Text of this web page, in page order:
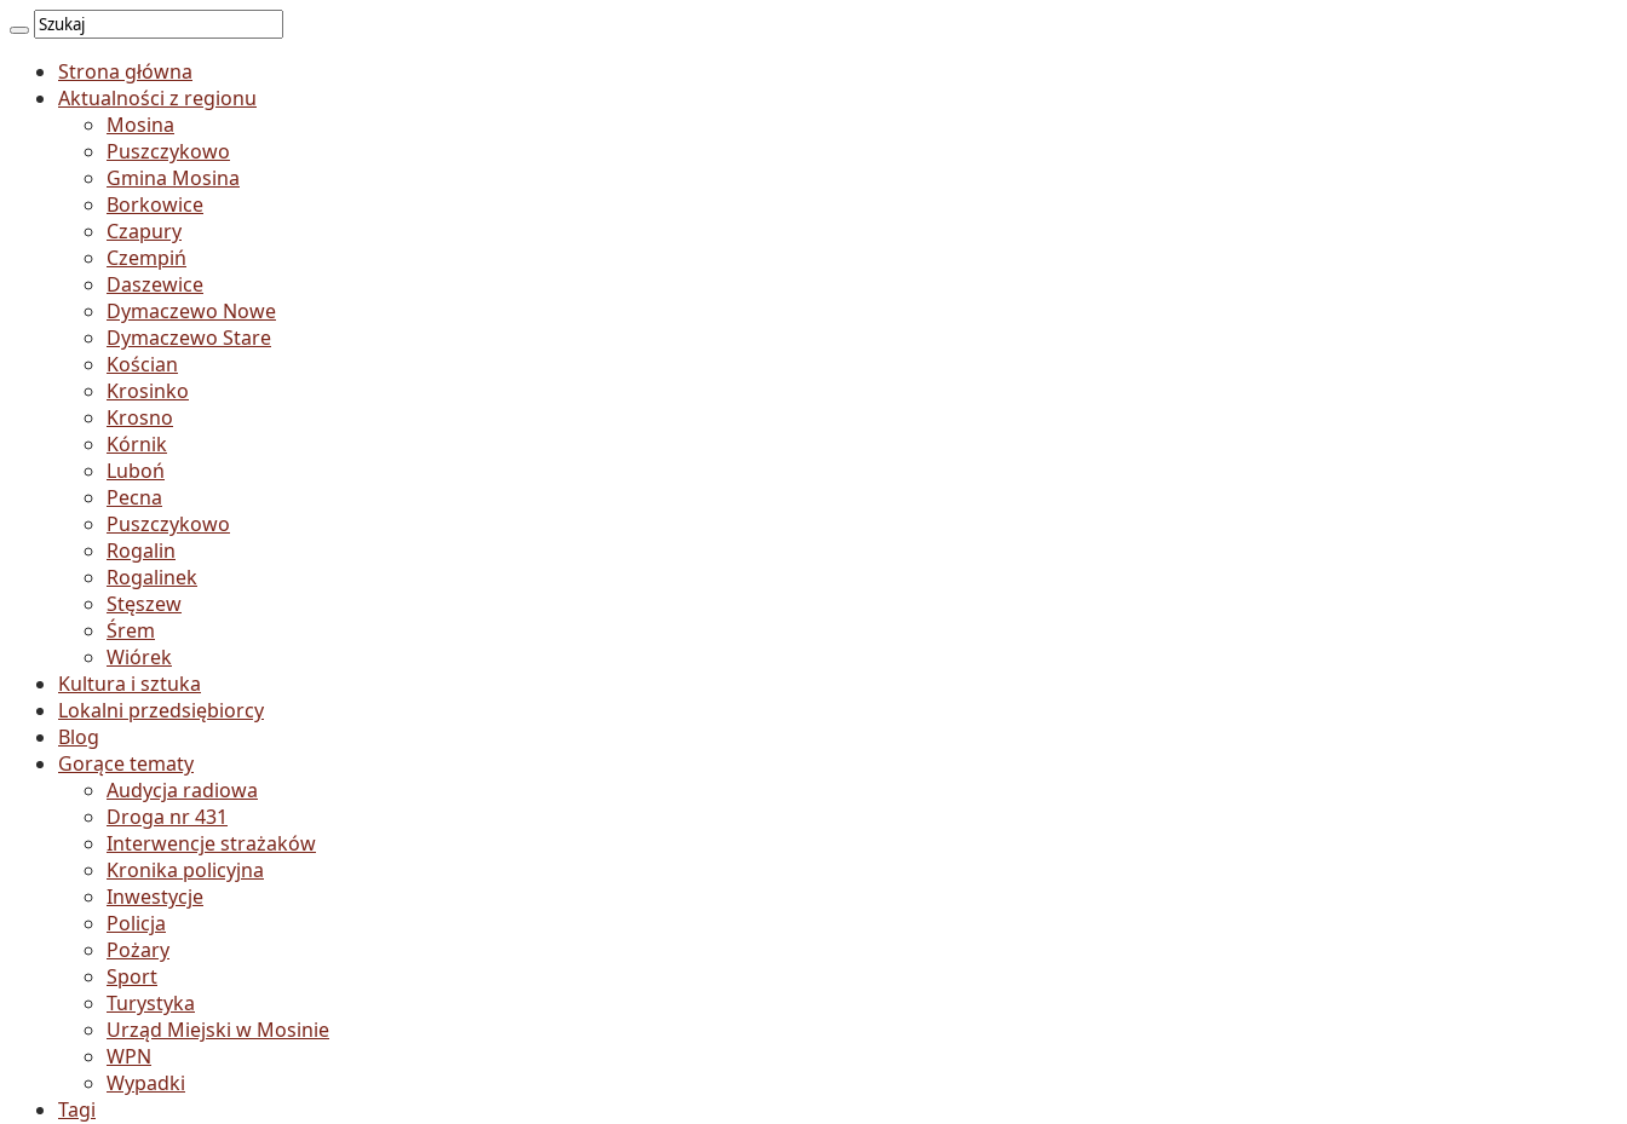
Strona główna
Aktualności z regionu
Mosina
Puszczykowo
Gmina Mosina
Borkowice
Czapury
Czempiń
Daszewice
Dymaczewo Nowe
Dymaczewo Stare
Kościan
Krosinko
Krosno
Kórnik
Luboń
Pecna
Puszczykowo
Rogalin
Rogalinek
Stęszew
Śrem
Wiórek
Kultura i sztuka
Lokalni przedsiębiorcy
Blog
Gorące tematy
Audycja radiowa
Droga nr 431
Interwencje strażaków
Kronika policyjna
Inwestycje
Policja
Pożary
Sport
Turystyka
Urząd Miejski w Mosinie
WPN
Wypadki
Tagi